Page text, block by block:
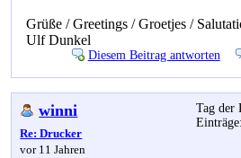
Grüße / Greetings / Groetjes /
Ulf Dunkel
Diesem Beitrag antworten
winni
Re: Drucker
vor 11 Jahren
Tag der